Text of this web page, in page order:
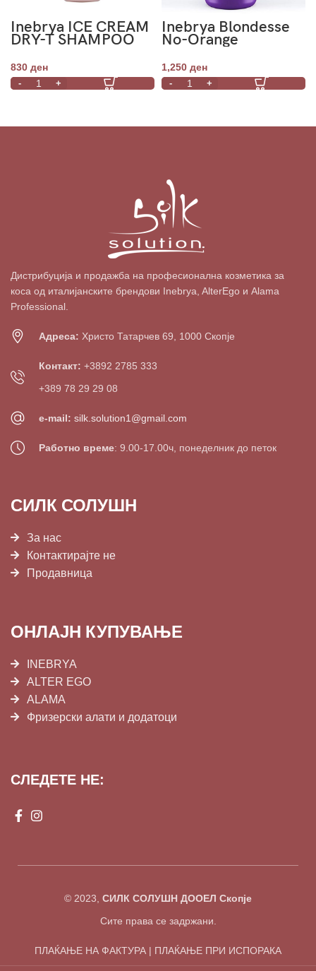
Inebrya ICE CREAM
DRY-T SHAMPOO
830 ден
Inebrya Blondesse
No-Orange
Shampoo 1000ml
1,250 ден
Дистрибуција и продажба на професионална козметика за
коса од италијанските брендови Inebrya, AlterEgo и Alama
Professional.
Адреса: Христо Татарчев 69, 1000 Скопје
Контакт: +3892 2785 333
+389 78 29 29 08
e-mail: silk.solution1@gmail.com
Работно време: 9.00-17.00ч, понеделник до петок
СИЛК СОЛУШН
За нас
Контактирајте не
Продавница
ОНЛАЈН КУПУВАЊЕ
INEBRYA
ALTER EGO
ALAMA
Фризерски алати и додатоци
СЛЕДЕТЕ НЕ:
© 2023, СИЛК СОЛУШН ДООЕЛ Скопје
Сите права се задржани.
ПЛАЌАЊЕ НА ФАКТУРА | ПЛАЌАЊЕ ПРИ ИСПОРАКА